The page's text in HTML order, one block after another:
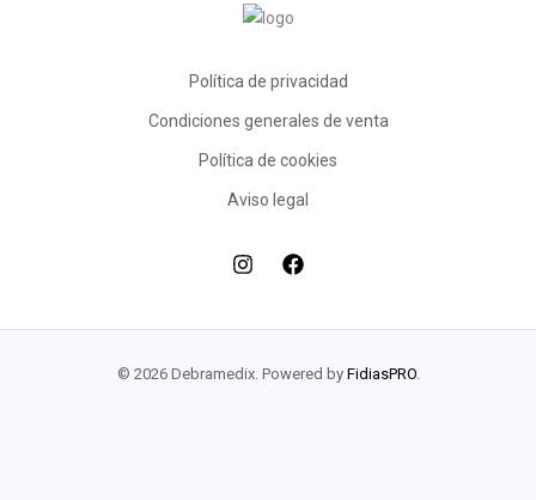
Política de privacidad
Condiciones generales de venta
Política de cookies
Aviso legal
© 2026 Debramedix. Powered by FidiasPRO.